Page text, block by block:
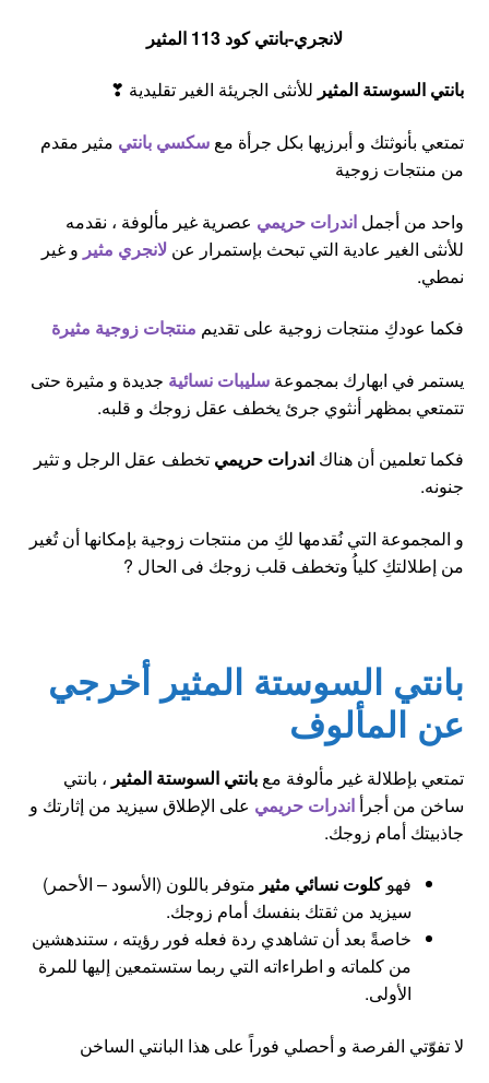
لانجري-بانتي كود 113 المثير
بانتي السوستة المثير للأنثى الجريئة الغير تقليدية ❣
تمتعي بأنوثتك و أبرزيها بكل جرأة مع سكسي بانتي مثير مقدم
من منتجات زوجية
واحد من أجمل اندرات حريمي عصرية غير مألوفة ، نقدمه
للأنثى الغير عادية التي تبحث بإستمرار عن لانجري مثير و غير
نمطي.
فكما عودكِ منتجات زوجية على تقديم منتجات زوجية مثيرة
يستمر في ابهارك بمجموعة سليبات نسائية جديدة و مثيرة حتى
تتمتعي بمظهر أنثوي جرئ يخطف عقل زوجك و قلبه.
فكما تعلمين أن هناك اندرات حريمي تخطف عقل الرجل و تثير
جنونه.
و المجموعة التي نُقدمها لكِ من منتجات زوجية بإمكانها أن تُغير
من إطلالتكِ كلياُ وتخطف قلب زوجك فى الحال ?
بانتي السوستة المثير أخرجي
عن المألوف
تمتعي بإطلالة غير مألوفة مع بانتي السوستة المثير ، بانتي
ساخن من أجرأاندرات حريمي على الإطلاق سيزيد من إثارتك و
جاذبيتك أمام زوجك.
فهوكلوت نسائي مثير متوفر باللون (الأسود – الأحمر)
سيزيد من ثقتك بنفسك أمام زوجك.
خاصةً بعد أن تشاهدي ردة فعله فور رؤيته ، ستندهشين
من كلماته و اطراءاته التي ربما ستستمعين إليها للمرة
الأولى.
لا تفوّتي الفرصة و أحصلي فوراً على هذا البانتي الساخن